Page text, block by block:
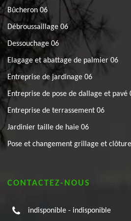
Bûcheron 06
Débroussaillage 06
Dessouchage 06
Elagage et abattage de palmier 06
Entreprise de jardinage 06
Entreprise de pose de dallage et pavé
Entreprise de terrassement 06
Jardinier taille de haie 06
Pose et changement grillage et
CONTACTEZ-NOUS
indisponible - indisponible